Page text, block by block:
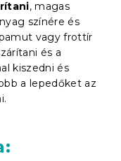
, magas
színére és
vagy frottír
és a
kiszedni és
a lepedőket az
: